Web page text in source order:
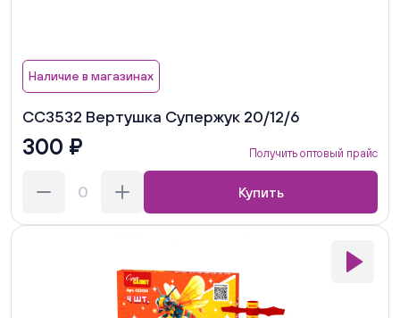
Наличие в магазинах
СС3532 Вертушка Супержук 20/12/6
300 ₽ Получить оптовый прайс
Купить